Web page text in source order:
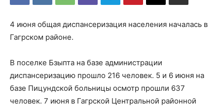
4 июня общая диспансеризация населения началась в
Гагрском районе.
В поселке Бзыпта на базе администрации
диспансеризацию прошло 216 человек. 5 и 6 июня на
базе Пицундской больницы осмотр прошли 637
человек. 7 июня в Гагрской Центральной районной